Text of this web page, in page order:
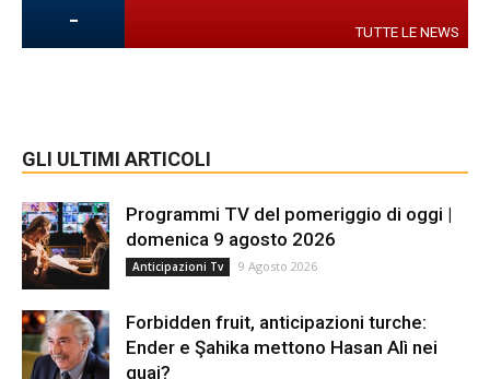
- TUTTE LE NEWS
GLI ULTIMI ARTICOLI
Programmi TV del pomeriggio di oggi |
domenica 9 agosto 2026
Anticipazioni Tv 9 Agosto 2026
Forbidden fruit, anticipazioni turche:
Ender e Şahika mettono Hasan Alì nei
guai?